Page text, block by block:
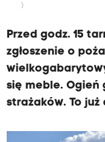
)
Przed godz. 15
zgłoszenie o
się meble. Ogień
strażaków. To